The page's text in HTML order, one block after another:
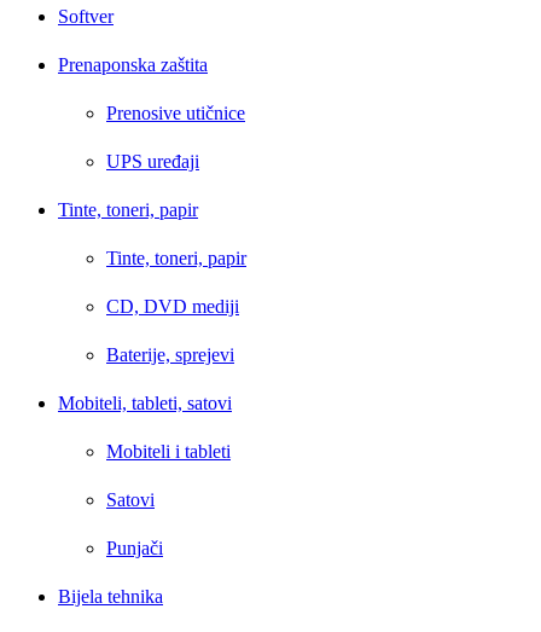
Softver
Prenaponska zaštita
Prenosive utičnice
UPS uređaji
Tinte, toneri, papir
Tinte, toneri, papir
CD, DVD mediji
Baterije, sprejevi
Mobiteli, tableti, satovi
Mobiteli i tableti
Satovi
Punjači
Bijela tehnika